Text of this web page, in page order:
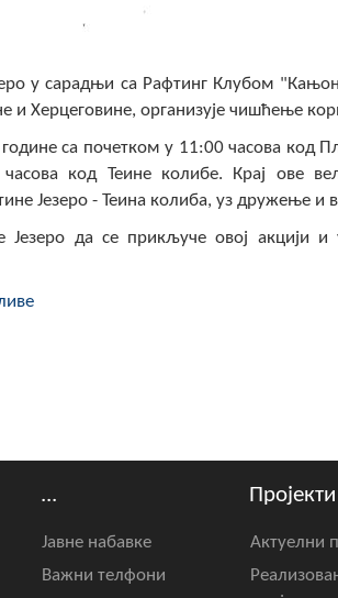
у сарадњи са Рафтинг Клубом
и Херцеговине, организује чишћење
са почетком у 11:00 часова код
код Теине колибе. Крај ове
Језеро - Теина колиба, уз дружење и
Језеро да се прикључе овој акцији и
...
Јавне набавке
Важни телфони
Пројекти
Актуелни